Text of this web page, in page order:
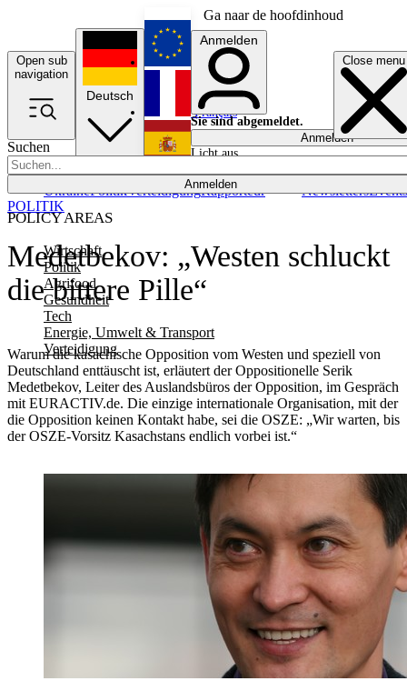
Ga naar de hoofdinhoud
Open sub
navigation
Close menu
Suchen
Anmelden
POLICY AREAS
Wirtschaft
Politik
Agrifood
Gesundheit
Tech
Energie, Umwelt & Transport
Verteidigung
UkrainePolitikVerteidigungRapporteur NewslettersEvents
Deutsch
English
Français
Anmelden
Sie sind abgemeldet.
Anmelden
Licht aus
Medetbekov: „Westen schluckt
die bittere Pille“
Warum die kasachische Opposition vom Westen und speziell von
Deutschland enttäuscht ist, erläutert der Oppositionelle Serik
Medetbekov, Leiter des Auslandsbüros der Opposition, im Gespräch
mit EURACTIV.de. Die einzige internationale Organisation, mit der
die Opposition keinen Kontakt habe, sei die OSZE: „Wir warten, bis
der OSZE-Vorsitz Kasachstans endlich vorbei ist.“
POLITIK